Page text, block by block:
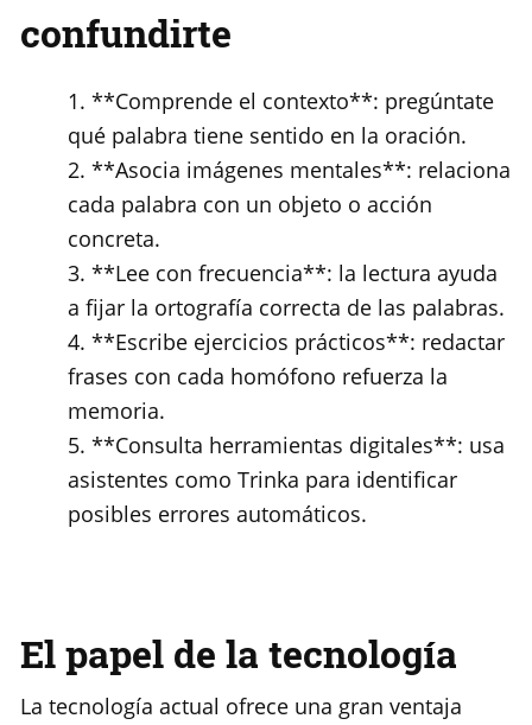
confundirte
**Comprende el contexto**: pregúntate
qué palabra tiene sentido en la oración.
2. **Asocia imágenes mentales**: relaciona
cada palabra con un objeto o acción
concreta.
3. **Lee con frecuencia**: la lectura ayuda
a fijar la ortografía correcta de las palabras.
4. **Escribe ejercicios prácticos**: redactar
frases con cada homófono refuerza la
memoria.
5. **Consulta herramientas digitales**: usa
asistentes como Trinka para identificar
posibles errores automáticos.
El papel de la tecnología
La tecnología actual ofrece una gran ventaja